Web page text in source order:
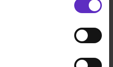
Einstellungen zu
um
über eine
werden jährlich